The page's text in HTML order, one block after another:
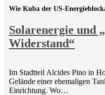
Solarenergie und
Widerstand“
Wie Kuba der US-
Im Stadtteil Alcides Pino in
Gelände einer ehemaligen
Einrichtung. Wo…